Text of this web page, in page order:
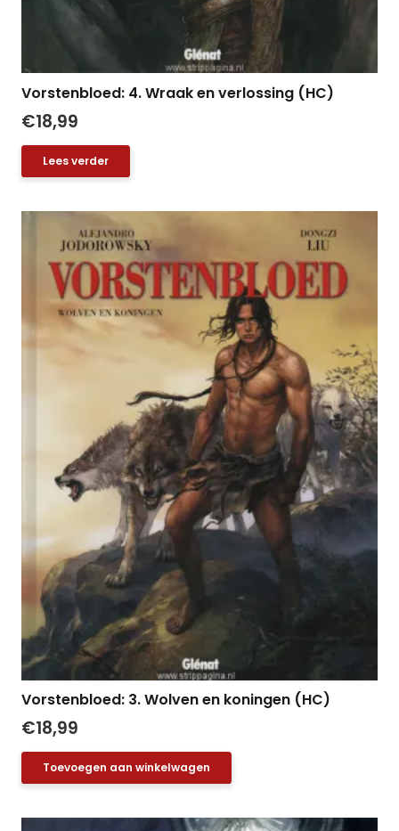
Vorstenbloed: 4. Wraak en verlossing (HC)
€18,99
Lees verder
Vorstenbloed: 3. Wolven en koningen (HC)
€18,99
Toevoegen aan winkelwagen